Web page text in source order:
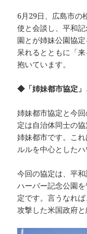
6月29日、広島市の
使と会談し、平和
園とが姉妹公園協
呆れるとともに「
抱いています。
◆「姉妹都市協定
姉妹都市協定と今
定は自治体同士の
姉妹都市です。こ
ルルを中心とした
今回の協定は、平
ハーバー記念公園
定です。言うなれ
攻撃した米国政府と